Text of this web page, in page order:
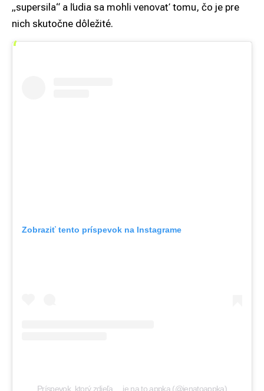
„supersila“ a ľudia sa mohli venovať tomu, čo je pre
nich skutočne dôležité.
Zobraziť tento príspevok na Instagrame
Príspevok, ktorý zdieľa …je na to appka (@jenatoappka)